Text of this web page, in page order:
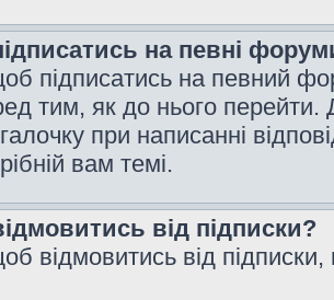
на певні
підписатись на певний
тим, як до нього перейти.
при написанні
вам темі.
від підписки?
відмовитись від